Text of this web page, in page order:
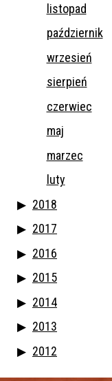
listopad
październik
wrzesień
sierpień
czerwiec
maj
marzec
luty
2018
2017
2016
2015
2014
2013
2012